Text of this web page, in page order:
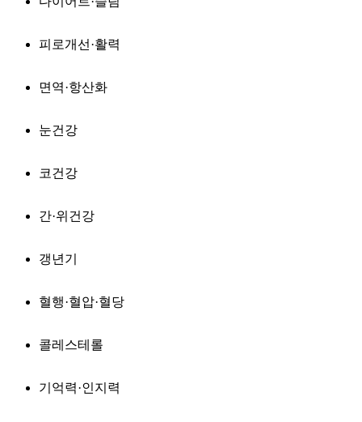
피로개선·활력
면역·항산화
눈건강
코건강
간·위건강
갱년기
혈행·혈압·혈당
콜레스테롤
기억력·인지력